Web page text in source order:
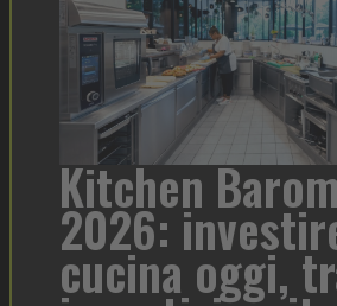
Kitchen
2026:
cucina oggi,